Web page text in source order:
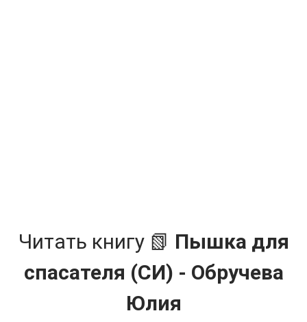
Читать книгу 📗 Пышка для
спасателя (СИ) - Обручева
Юлия